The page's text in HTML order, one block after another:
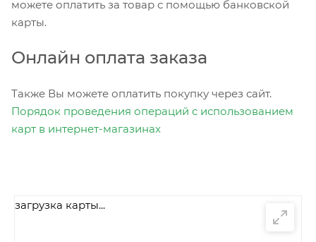
можете оплатить за товар с помощью банковской
карты.
Онлайн оплата заказа
Также Вы можете оплатить покупку через сайт.
Порядок проведения операций с использованием
карт в интернет-магазинах
загрузка карты...